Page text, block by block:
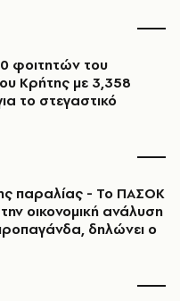
φοιτητών του
Κρήτης με 3,358
το στεγαστικό
παραλίας - Το ΠΑΣΟΚ
οικονομική ανάλυση
δηλώνει ο